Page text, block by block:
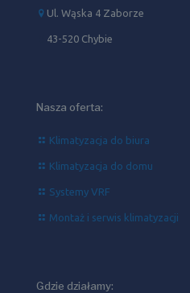
Ul. Wąska 4 Zaborze
43-520 Chybie
Nasza oferta:
Klimatyzacja do biura
Klimatyzacja do domu
Systemy VRF
Montaż i serwis klimatyzacji
Gdzie działamy: